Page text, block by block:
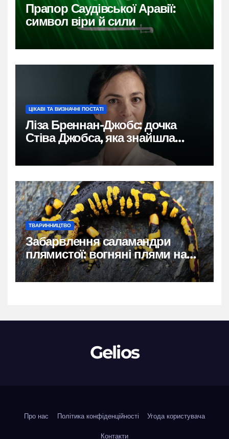
Прапор Саудівської Аравії:
символ віри й сили
ЦІКАВІ ТА ВИЗНАЧНІ ПОСТАТІ
Ліза Бреннан-Джобс: дочка
Стіва Джобса, яка знайшла
власний голос
ТВАРИННИЦТВО
Забарвлення саламандри
плямистої: вогняні плями на
чорному тлі
Gelios
Про нас Політика конфіденційності Угода користувача
Контакти